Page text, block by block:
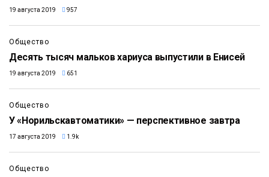
19 августа 2019 957
Общество
Десять тысяч мальков хариуса выпустили в Енисей
19 августа 2019 651
Общество
У «Норильскавтоматики» — перспективное завтра
17 августа 2019 1.9k
Общество